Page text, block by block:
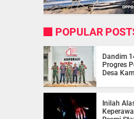
POPULAR
Dandim
Progres
Desa
Inilah